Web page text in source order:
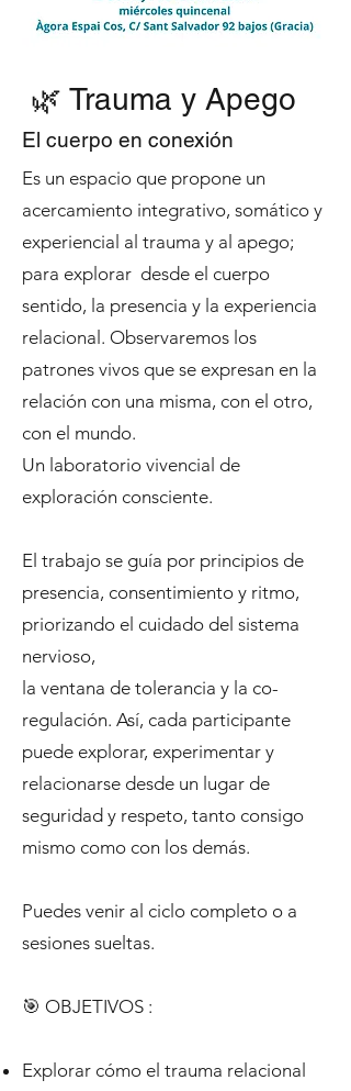
🌿 Trauma y Apego
El cuerpo en conexión
Es un espacio que propone un
acercamiento integrativo, somático y
experiencial al trauma y al apego;
para explorar desde el cuerpo
sentido, la presencia y la experiencia
relacional. Observaremos los
patrones vivos que se expresan en la
relación con una misma, con el otro,
con el mundo.
Un laboratorio vivencial de
exploración consciente.
El trabajo se guía por principios de
presencia, consentimiento y ritmo,
priorizando el cuidado del sistema
nervioso,
la ventana de tolerancia y la co-
regulación. Así, cada participante
puede explorar, experimentar y
relacionarse desde un lugar de
seguridad y respeto, tanto consigo
mismo como con los demás.
Puedes venir al ciclo completo o a
sesiones sueltas.
🎯 OBJETIVOS :
Explorar cómo el trauma relacional